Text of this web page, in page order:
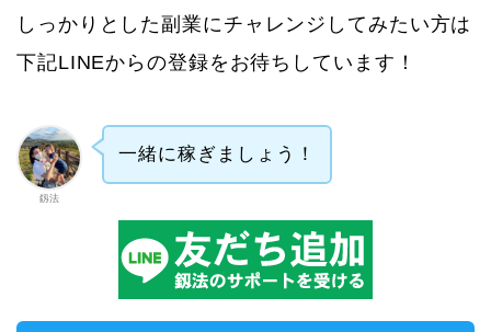
しっかりとした副業にチャレンジしてみたい方は
下記LINEからの登録をお待ちしています！
釼法
一緒に稼ぎましょう！